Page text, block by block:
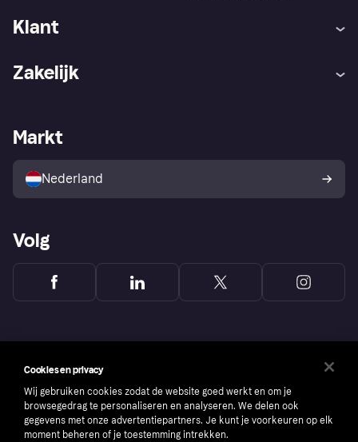
Klant
Winkeloverzicht
Kopersbescherming voor
consumenten
Zakelijk
Zakelijke login
Markt
Nederland
Volg
Cookies en privacy
Wij gebruiken cookies zodat de website goed werkt en om je
browsegedrag te personaliseren en analyseren. We delen ook
gegevens met onze advertentiepartners. Je kunt je voorkeuren op elk
moment beheren of je toestemming intrekken.